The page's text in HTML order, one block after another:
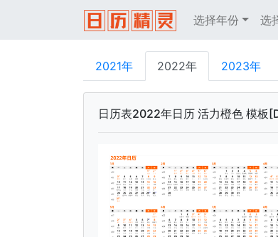
选择年份 选
2021年 2022年 2023年
日历表2022年日历 活力橙色 模板